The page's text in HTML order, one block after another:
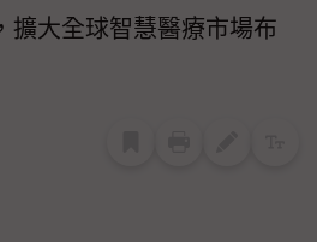
擴大全球智慧醫療市場布